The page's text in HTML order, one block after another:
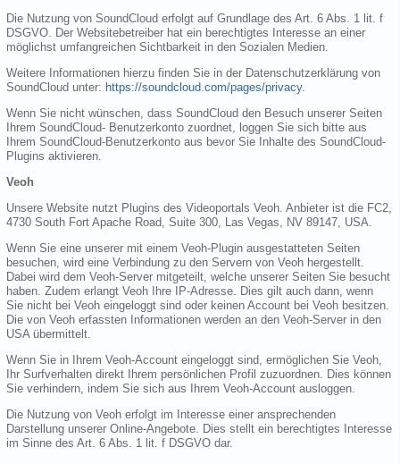
Die Nutzung von SoundCloud erfolgt auf Grundlage des Art. 6 Abs. 1 lit. f
DSGVO. Der Websitebetreiber hat ein berechtigtes Interesse an einer
möglichst umfangreichen Sichtbarkeit in den Sozialen Medien.
Weitere Informationen hierzu finden Sie in der Datenschutzerklärung von
SoundCloud unter: https://soundcloud.com/pages/privacy.
Wenn Sie nicht wünschen, dass SoundCloud den Besuch unserer Seiten
Ihrem SoundCloud- Benutzerkonto zuordnet, loggen Sie sich bitte aus
Ihrem SoundCloud-Benutzerkonto aus bevor Sie Inhalte des SoundCloud-
Plugins aktivieren.
Veoh
Unsere Website nutzt Plugins des Videoportals Veoh. Anbieter ist die FC2,
4730 South Fort Apache Road, Suite 300, Las Vegas, NV 89147, USA.
Wenn Sie eine unserer mit einem Veoh-Plugin ausgestatteten Seiten
besuchen, wird eine Verbindung zu den Servern von Veoh hergestellt.
Dabei wird dem Veoh-Server mitgeteilt, welche unserer Seiten Sie besucht
haben. Zudem erlangt Veoh Ihre IP-Adresse. Dies gilt auch dann, wenn
Sie nicht bei Veoh eingeloggt sind oder keinen Account bei Veoh besitzen.
Die von Veoh erfassten Informationen werden an den Veoh-Server in den
USA übermittelt.
Wenn Sie in Ihrem Veoh-Account eingeloggt sind, ermöglichen Sie Veoh,
Ihr Surfverhalten direkt Ihrem persönlichen Profil zuzuordnen. Dies können
Sie verhindern, indem Sie sich aus Ihrem Veoh-Account ausloggen.
Die Nutzung von Veoh erfolgt im Interesse einer ansprechenden
Darstellung unserer Online-Angebote. Dies stellt ein berechtigtes Interesse
im Sinne des Art. 6 Abs. 1 lit. f DSGVO dar.